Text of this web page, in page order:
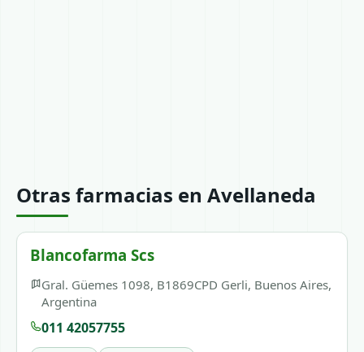
Otras farmacias en Avellaneda
Blancofarma Scs
Gral. Güemes 1098, B1869CPD Gerli, Buenos Aires,
Argentina
011 42057755